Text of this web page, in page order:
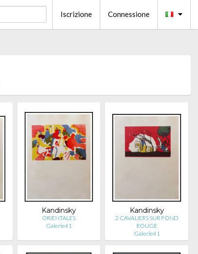
Iscrizione Connessione
Kandinsky
ORIENTALES
Galerie41
Kandinsky
2 CAVALIERS SUR FOND
ROUGE
Galerie41